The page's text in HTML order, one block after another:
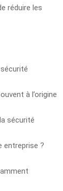
réduire les
à l’origine
sécurité
entreprise ?